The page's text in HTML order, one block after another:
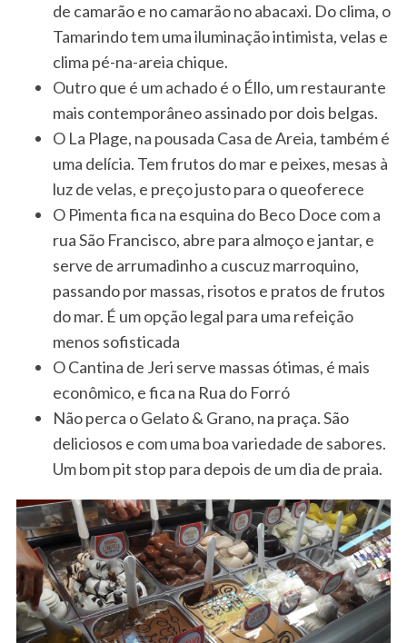
de camarão e no camarão no abacaxi. Do clima, o
Tamarindo tem uma iluminação intimista, velas e
clima pé-na-areia chique.
Outro que é um achado é o Éllo, um restaurante
mais contemporâneo assinado por dois belgas.
O La Plage, na pousada Casa de Areia, também é
uma delícia. Tem frutos do mar e peixes, mesas à
luz de velas, e preço justo para o queoferece
O Pimenta fica na esquina do Beco Doce com a
rua São Francisco, abre para almoço e jantar, e
serve de arrumadinho a cuscuz marroquino,
passando por massas, risotos e pratos de frutos
do mar. É um opção legal para uma refeição
menos sofisticada
O Cantina de Jeri serve massas ótimas, é mais
econômico, e fica na Rua do Forró
Não perca o Gelato & Grano, na praça. São
deliciosos e com uma boa variedade de sabores.
Um bom pit stop para depois de um dia de praia.